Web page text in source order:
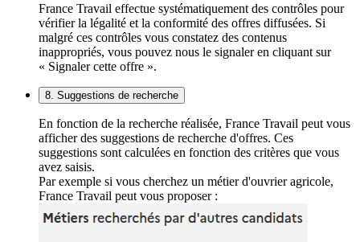
France Travail effectue systématiquement des contrôles pour
vérifier la légalité et la conformité des offres diffusées. Si
malgré ces contrôles vous constatez des contenus
inappropriés, vous pouvez nous le signaler en cliquant sur
« Signaler cette offre ».
8. Suggestions de recherche
En fonction de la recherche réalisée, France Travail peut vous
afficher des suggestions de recherche d'offres. Ces
suggestions sont calculées en fonction des critères que vous
avez saisis.
Par exemple si vous cherchez un métier d'ouvrier agricole,
France Travail peut vous proposer :